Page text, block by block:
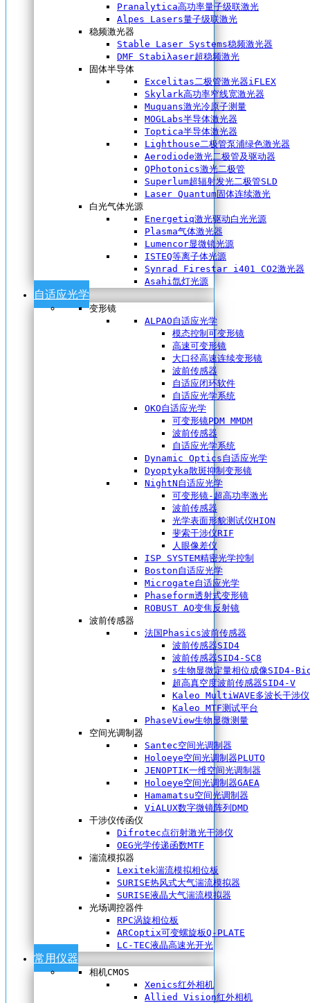
Pranalytica高功率量子级联激光
Alpes Lasers量子级联激光
稳频激光器
Stable Laser Systems稳频激光器
DMF Stabiλaser超稳频激光
固体半导体
Excelitas二极管激光器iFLEX
Skylark高功率窄线宽激光器
Muquans激光冷原子测量
MOGLabs半导体激光器
Toptica半导体激光器
Lighthouse二极管泵浦绿色激光器
Aerodiode激光二极管及驱动器
QPhotonics激光二极管
Superlum超辐射发光二极管SLD
Laser Quantum固体连续激光
白光气体光源
Energetiq激光驱动白光光源
Plasma气体激光器
Lumencor显微镜光源
ISTEQ等离子体光源
Synrad Firestar i401 CO2激光器
Asahi氙灯光源
自适应光学
变形镜
ALPAO自适应光学
模态控制可变形镜
高速可变形镜
大口径高速连续变形镜
波前传感器
自适应闭环软件
自适应光学系统
OKO自适应光学
可变形镜PDM MMDM
波前传感器
自适应光学系统
Dynamic Optics自适应光学
Dyoptyka散斑抑制变形镜
NightN自适应光学
可变形镜-超高功率激光
波前传感器
光学表面形貌测试仪HION
斐索干涉仪RIF
人眼像差仪
ISP SYSTEM精密光学控制
Boston自适应光学
Microgate自适应光学
Phaseform透射式变形镜
ROBUST AO变焦反射镜
波前传感器
法国Phasics波前传感器
波前传感器SID4
波前传感器SID4-SC8
s生物显微定量相位成像SID4-
超高真空度波前传感器SID4-V
Kaleo MultiWAVE多波长干涉仪
Kaleo MTF测试平台
PhaseView生物显微测量
空间光调制器
Santec空间光调制器
Holoeye空间光调制器PLUTO
JENOPTIK一维空间光调制器
Holoeye空间光调制器GAEA
Hamamatsu空间光调制器
ViALUX数字微镜阵列DMD
干涉仪传函仪
Difrotec点衍射激光干涉仪
OEG光学传递函数MTF
湍流模拟器
Lexitek湍流模拟相位板
SURISE热风式大气湍流模拟器
SURISE液晶大气湍流模拟器
光场调控器件
RPC涡旋相位板
ARCoptix可变螺旋板Q-PLATE
LC-TEC液晶高速光开光
常用仪器
相机CMOS
Xenics红外相机
Allied Vision红外相机